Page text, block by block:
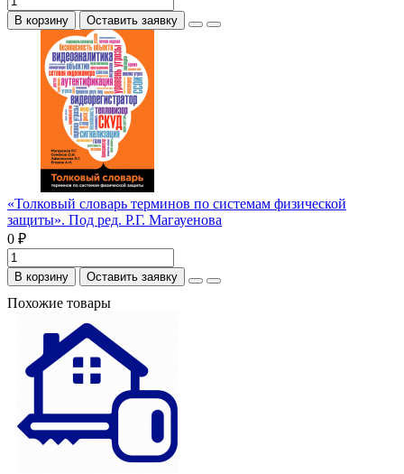
В корзину Оставить заявку
«Толковый словарь терминов по системам физической
защиты». Под ред. Р.Г. Магауенова
0 ₽
В корзину Оставить заявку
Похожие товары